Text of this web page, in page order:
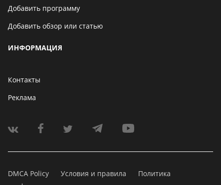
Добавить программу
Добавить обзор или статью
ИНФОРМАЦИЯ
Контакты
Реклама
DMCA Policy Условия и правила
Политика